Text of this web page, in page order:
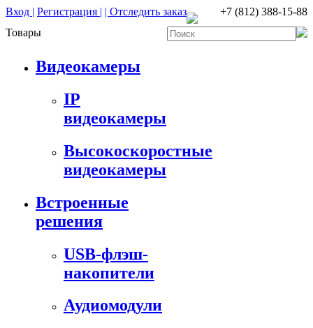
Вход | Регистрация | | Отследить заказ
+7 (812) 388-15-88
Товары
Видеокамеры
IP
видеокамеры
Высокоскоростные
видеокамеры
Встроенные
решения
USB-флэш-
накопители
Аудиомодули